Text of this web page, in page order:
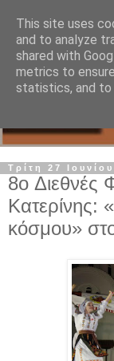
Τρίτη 27
8o Διεθνές
Κατερίνης:
κόσμου»
This site uses
and to analyze
shared with
metrics to
statistics, and to